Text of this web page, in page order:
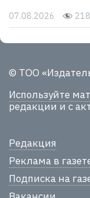
07.08.2026 218
© ТОО
Используйте
редакции и с
Редакция
Реклама в
Подписка на